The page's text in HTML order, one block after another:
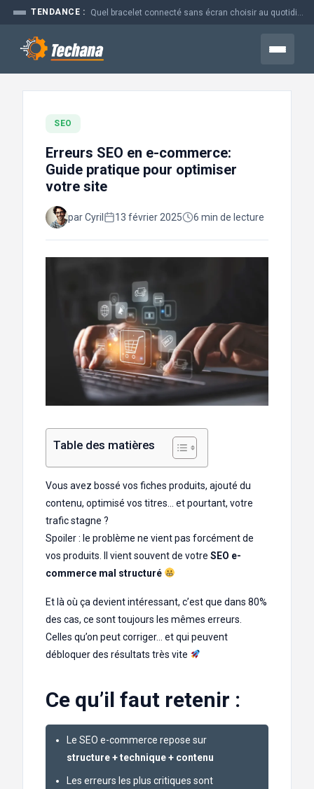
Aller
contenu
TENDANCE :
Menu
SEO
Erreurs SEO en e-commerce:
Guide pratique pour optimiser
votre site
par Cyril 13 février 2025 6 min de lecture
Table des matières
Vous avez bossé vos fiches produits, ajouté du
contenu, optimisé vos titres… et pourtant, votre
trafic stagne ?
Spoiler : le problème ne vient pas forcément de
vos produits. Il vient souvent de votre SEO e-
commerce mal structuré
Et là où ça devient intéressant, c’est que dans 80%
des cas, ce sont toujours les mêmes erreurs.
Celles qu’on peut corriger… et qui peuvent
débloquer des résultats très vite
Ce qu’il faut retenir :
Le SEO e-commerce repose sur
structure + technique + contenu
Les erreurs les plus critiques sont